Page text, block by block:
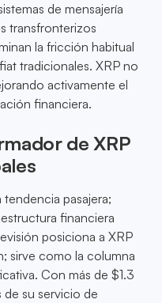
de mensajería
transfronterizos
la fricción habitual
tradicionales. XRP no
activamente el
financiera.
de XRP
pasajera;
financiera
posiciona a XRP
sirve como la columna
Con más de $1.3
de su servicio de